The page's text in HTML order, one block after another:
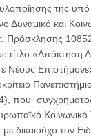
της υπό
Δυναμικό και
Πρόσκλησης
«Απόκτηση
Νέους
που
Κοινωνικό
δικαιούχο τον